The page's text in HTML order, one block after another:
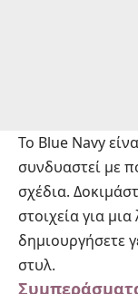
Το Blue Navy
συνδυαστεί με
σχέδια.
στοιχεία για
δημιουργήσετε
στυλ.